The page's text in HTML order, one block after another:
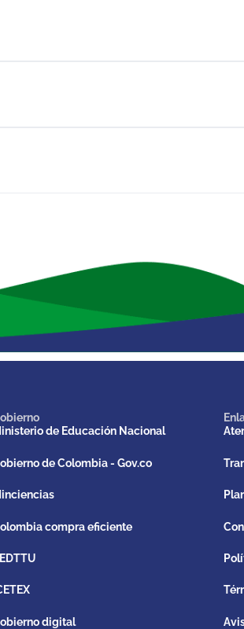
de Educación Nacional
de Colombia - Gov.co
compra eficiente
digital